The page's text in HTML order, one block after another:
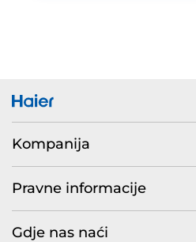
Kompanija
Pravne informacije
Gdje nas naći